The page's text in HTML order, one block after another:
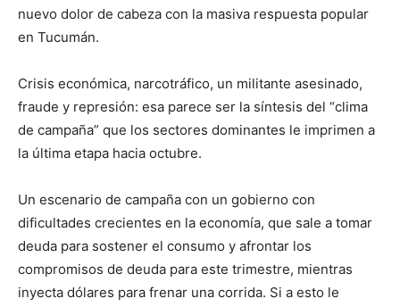
nuevo dolor de cabeza con la masiva respuesta popular
en Tucumán.
Crisis económica, narcotráfico, un militante asesinado,
fraude y represión: esa parece ser la síntesis del “clima
de campaña” que los sectores dominantes le imprimen a
la última etapa hacia octubre.
Un escenario de campaña con un gobierno con
dificultades crecientes en la economía, que sale a tomar
deuda para sostener el consumo y afrontar los
compromisos de deuda para este trimestre, mientras
inyecta dólares para frenar una corrida. Si a esto le